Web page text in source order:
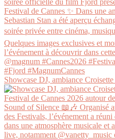
Showcase DJ, ambiance